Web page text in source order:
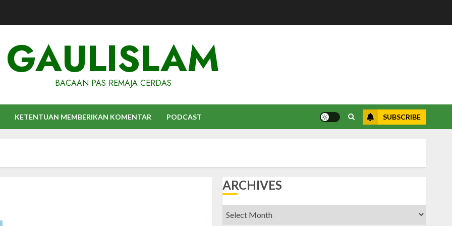
GAULISLAM
BACAAN PAS REMAJA CERDAS
KETENTUAN MEMBERIKAN KOMENTAR PODCAST SUBSCRIBE
ARCHIVES
Archives